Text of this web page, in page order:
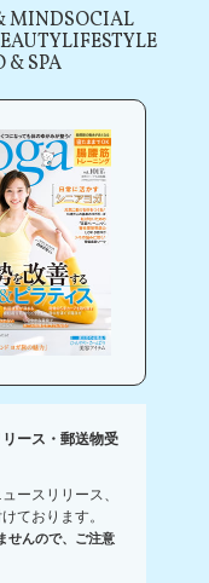
MINDSOCIAL
LIFESTYLE
& SPA
ース・郵送物受
ースリリース、
ております。
せんので、ご注意